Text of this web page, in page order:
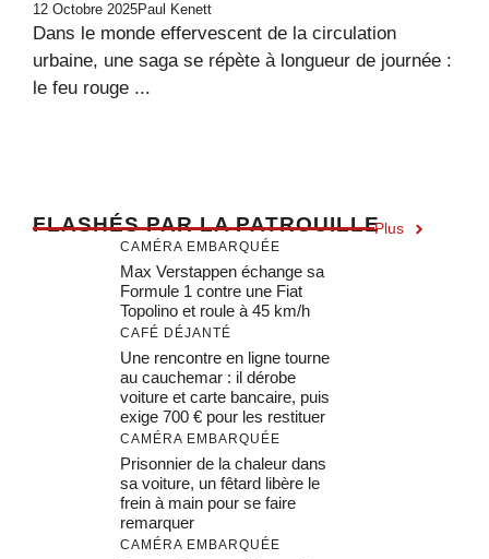
12 Octobre 2025Paul Kenett
Dans le monde effervescent de la circulation
urbaine, une saga se répète à longueur de journée :
le feu rouge ...
FLASHÉS PAR LA PATROUILLEPlus
CAMÉRA EMBARQUÉE
Max Verstappen échange sa
Formule 1 contre une Fiat
Topolino et roule à 45 km/h
CAFÉ DÉJANTÉ
Une rencontre en ligne tourne
au cauchemar : il dérobe
voiture et carte bancaire, puis
exige 700 € pour les restituer
CAMÉRA EMBARQUÉE
Prisonnier de la chaleur dans
sa voiture, un fêtard libère le
frein à main pour se faire
remarquer
CAMÉRA EMBARQUÉE